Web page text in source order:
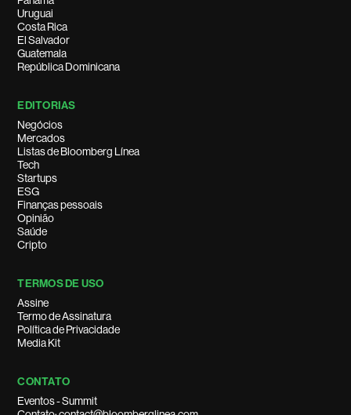
Uruguai
Costa Rica
El Salvador
Guatemala
República Dominicana
EDITORIAS
Negócios
Mercados
Listas de Bloomberg Línea
Tech
Startups
ESG
Finanças pessoais
Opinião
Saúde
Cripto
TERMOS DE USO
Assine
Termo de Assinatura
Política de Privacidade
Media Kit
CONTATO
Eventos - Summit